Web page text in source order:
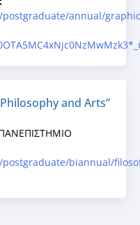
annual/
and Arts”
biannual/